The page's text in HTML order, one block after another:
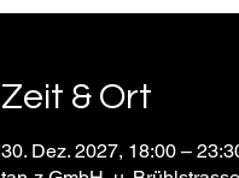
Zeit & Ort
30. Dez. 2027, 18:00 –